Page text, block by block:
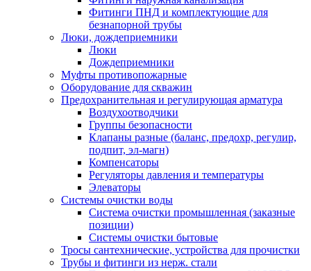
Фитинги ПНД и комплектующие для
безнапорной трубы
Люки, дождеприемники
Люки
Дождеприемники
Муфты противопожарные
Оборудование для скважин
Предохранительная и регулирующая арматура
Воздухоотводчики
Группы безопасности
Клапаны разные (баланс, предохр, регулир,
подпит, эл-магн)
Компенсаторы
Регуляторы давления и температуры
Элеваторы
Системы очистки воды
Система очистки промышленная (заказные
позиции)
Системы очистки бытовые
Тросы сантехнические, устройства для прочистки
Трубы и фитинги из нерж. стали